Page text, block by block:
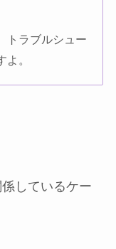
トラブルシュー
。
しているケー